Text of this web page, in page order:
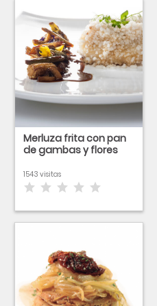
Merluza frita con pan
de gambas y flores
1543 visitas